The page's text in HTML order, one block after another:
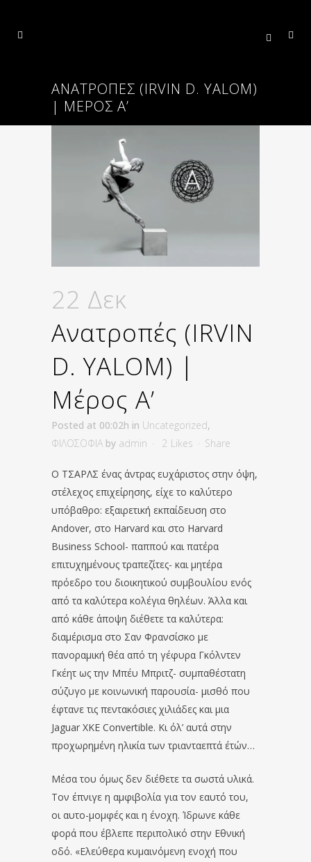
ΑΝΑΤΡΟΠΈΣ (IRVIN D. YALOM)
| ΜΈΡΟΣ Α’
22 Δεκ
Ανατροπές (IRVIN
D. YALOM) |
Μέρος Α’
Posted at 00:02h in Uncategorized,
ΦΙΛΟΣΟΦΙΑ by admin 2 Likes Share
Ο ΤΣΑΡΛΣ ένας άντρας ευχάριστος στην όψη,
στέλεχος επιχείρησης, είχε το καλύτερο
υπόβαθρο: εξαιρετική εκπαίδευση στο
Andover, στο Harvard και στο Harvard
Business School- παππού και πατέρα
επιτυχημένους τραπεζίτες- και μητέρα
πρόεδρο του διοικητικού συμβουλίου ενός
από τα καλύτερα κολέγια θηλέων. Άλλα και
από κάθε άποψη διέθετε τα καλύτερα:
διαμέρισμα στο Σαν Φρανσίσκο με
πανοραμική θέα από τη γέφυρα Γκόλντεν
Γκέητ ως την Μπέυ Μπριτζ- συμπαθέστατη
σύζυγο με κοινωνική παρουσία- μισθό που
έφτανε τις πεντακόσιες χιλιάδες και μια
Jaguar ΧΚΕ Convertible. Κι όλ’ αυτά στην
προχωρημένη ηλικία των τριανταεπτά έτών…
Μέσα του όμως δεν διέθετε τα σωστά υλικά.
Τον έπνιγε η αμφιβολία για τον εαυτό του,
οι αυτο-μομφές και η ένοχη. Ίδρωνε κάθε
φορά που έβλεπε περιπολικό στην Εθνική
οδό. «Ελεύθερα κυμαινόμενη ενοχή που